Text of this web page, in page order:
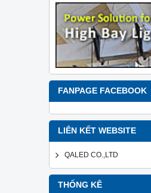
FANPAGE FACEBOOK
LIÊN KẾT WEBSITE
QALED CO.,LTD
THỐNG KÊ